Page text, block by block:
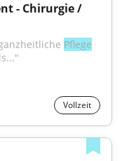
- Chirurgie /
Pflege
Vollzeit